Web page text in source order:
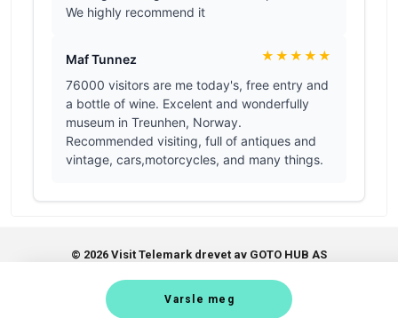
Varsle meg
© 2026 Visit Telemark drevet av GOTO HUB AS